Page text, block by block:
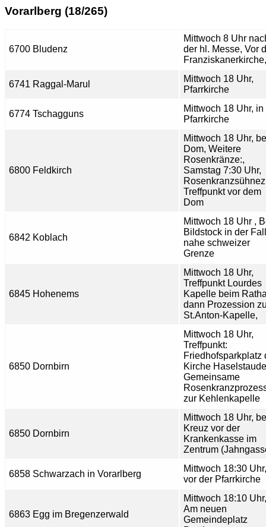
Vorarlberg (18/265)
6700 Bludenz
Mittwoch 8 Uhr
der hl. Messe, Vor
Franziskanerkirche,
6741 Raggal-Marul
Mittwoch 18 Uhr,
Pfarrkirche
6774 Tschagguns
Mittwoch 18 Uhr, in
Pfarrkirche
6800 Feldkirch
Mittwoch 18 Uhr,
Dom, Weitere
Rosenkränze:,
Samstag 7:30 Uhr,
Treffpunkt vor dem
Dom
6842 Koblach
Mittwoch 18 Uhr ,
Bildstock in der
nahe schweizer
Grenze
6845 Hohenems
Mittwoch 18 Uhr,
Treffpunkt Lourdes
Kapelle beim
dann Prozession
St.Anton-Kapelle,
6850 Dornbirn
Mittwoch 18 Uhr,
Treffpunkt:
Friedhofsparkplatz
Kirche
Gemeinsame
zur Kehlenkapelle
6850 Dornbirn
Mittwoch 18 Uhr,
Kreuz vor der
Krankenkasse im
Zentrum
6858 Schwarzach in Vorarlberg
Mittwoch 18:30 Uhr,
vor der Pfarrkirche
6863 Egg im Bregenzerwald
Mittwoch 18:10 Uhr,
Am neuen
Gemeindeplatz